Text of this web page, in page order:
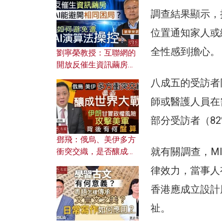
調查結果顯示
位置通知家人
全性感到擔心。
八成五的受訪
師或醫護人員
部分受訪者（
就有關調查，
律效力，當事
香港應成立設
祉。
劉寧榮教授：互聯網的
開放反催生資訊繭房，
何避免遭AI演算法操
控？
鄧飛：俄烏、美伊多方
衝突交織，是否釀成世
風險攻擊美軍，背後有
何盤算？